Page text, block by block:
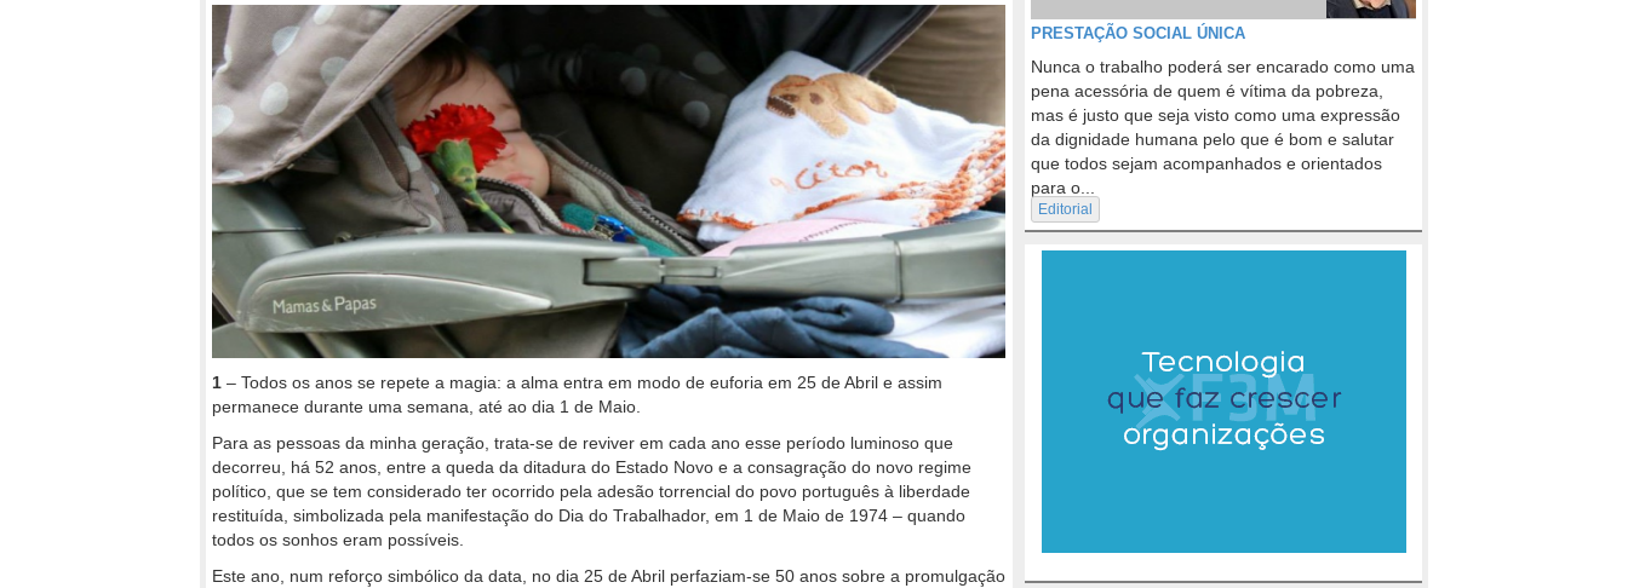
1 – Todos os anos se repete a magia: a alma entra em modo de euforia em 25 de Abril e assim
permanece durante uma semana, até ao dia 1 de Maio.
Para as pessoas da minha geração, trata-se de reviver em cada ano esse período luminoso que
decorreu, há 52 anos, entre a queda da ditadura do Estado Novo e a consagração do novo regime
político, que se tem considerado ter ocorrido pela adesão torrencial do povo português à liberdade
restituída, simbolizada pela manifestação do Dia do Trabalhador, em 1 de Maio de 1974 – quando
todos os sonhos eram possíveis.
Este ano, num reforço simbólico da data, no dia 25 de Abril perfaziam-se 50 anos sobre a promulgação
PRESTAÇÃO SOCIAL ÚNICA
Nunca o trabalho poderá ser encarado como uma
pena acessória de quem é vítima da pobreza,
mas é justo que seja visto como uma expressão
da dignidade humana pelo que é bom e salutar
que todos sejam acompanhados e orientados
para o...
Editorial